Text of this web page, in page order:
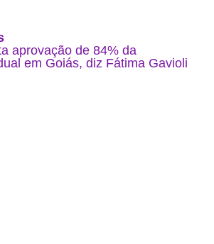
aprovação de 84% da
em Goiás, diz Fátima Gavioli